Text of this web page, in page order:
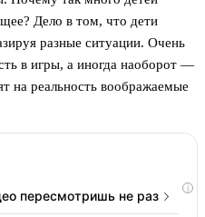
Дело в том, что дети
разные ситуации. Очень
в игры, а иногда наоборот —
на реальность воображаемые
i
пересмотришь не раз